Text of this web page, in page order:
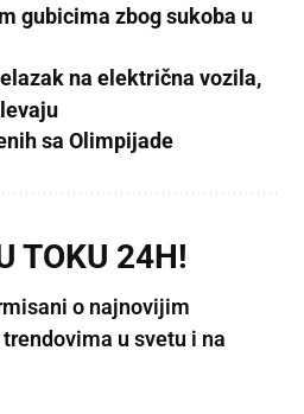
gubicima zbog sukoba u
na električna vozila,
sa Olimpijade
TOKU 24H!
o najnovijim
u svetu i na